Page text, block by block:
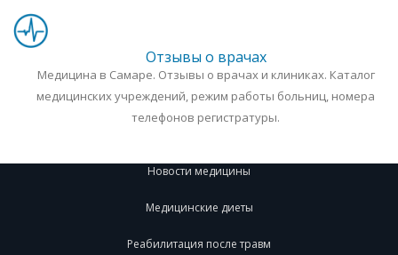
Отзывы о врачах
Медицина в Самаре. Отзывы о врачах и клиниках. Каталог
медицинских учреждений, режим работы больниц, номера
телефонов регистратуры.
Новости медицины
Медицинские диеты
Реабилитация после травм